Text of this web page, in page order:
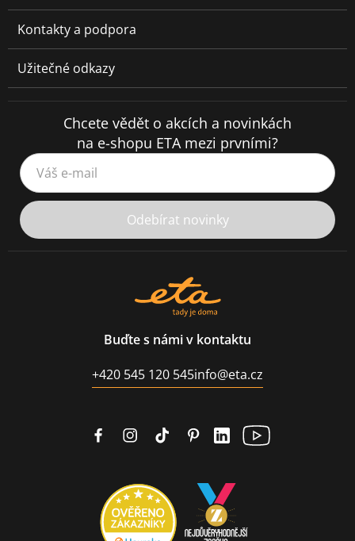
Kontakty a podpora
Užitečné odkazy
Chcete vědět o akcích a novinkách
na e-shopu ETA mezi prvními?
Váš e-mail
Odebírat novinky
Buďte s námi v kontaktu
+420 545 120 545info@eta.cz